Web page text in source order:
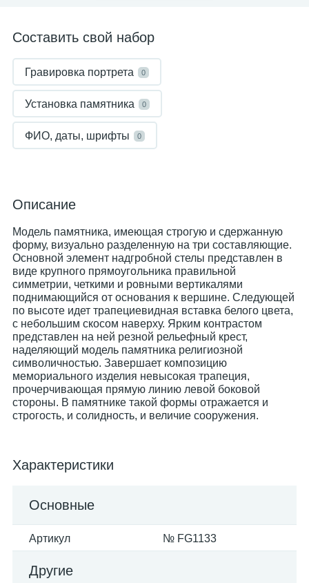
Составить свой набор
Гравировка портрета 0
Установка памятника 0
ФИО, даты, шрифты 0
Описание
Модель памятника, имеющая строгую и сдержанную
форму, визуально разделенную на три составляющие.
Основной элемент надгробной стелы представлен в
виде крупного прямоугольника правильной
симметрии, четкими и ровными вертикалями
поднимающийся от основания к вершине. Следующей
по высоте идет трапециевидная вставка белого цвета,
с небольшим скосом наверху. Ярким контрастом
представлен на ней резной рельефный крест,
наделяющий модель памятника религиозной
символичностью. Завершает композицию
мемориального изделия невысокая трапеция,
прочерчивающая прямую линию левой боковой
стороны. В памятнике такой формы отражается и
строгость, и солидность, и величие сооружения.
Характеристики
Основные
Артикул № FG1133
Другие